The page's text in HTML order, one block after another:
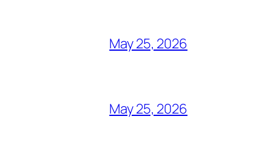
May 25, 2026
May 25, 2026